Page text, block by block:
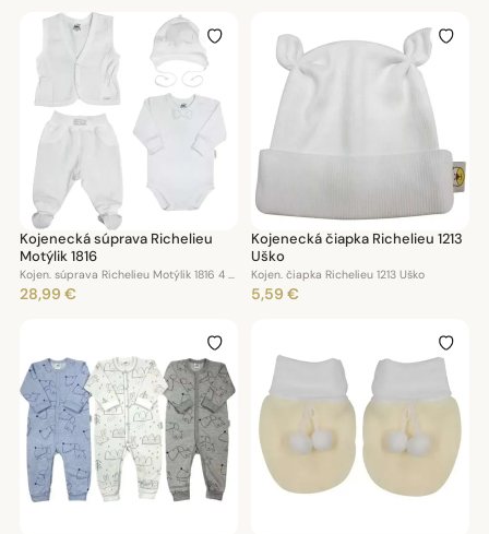
Kojenecká súprava Richelieu
Motýlik 1816
Kojen. súprava Richelieu Motýlik 1816 4 dielna
28,99 €
Kojenecká čiapka Richelieu 1213
Uško
Kojen. čiapka Richelieu 1213 Uško
5,59 €